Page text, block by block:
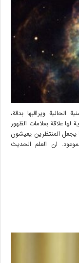
الحالية ويراقبها بدقة،
لها علاقة بعلامات الظهور
يجعل المنتظرين يعيشون
ان العلم الحديث